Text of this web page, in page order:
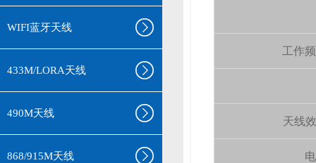
WIFI蓝牙天线
433M/LORA天线
490M天线
868/915M天线
工作
天线